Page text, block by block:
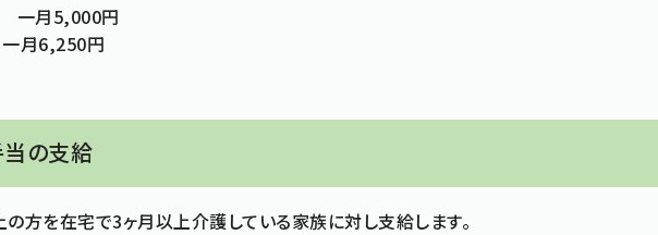
月5,000円
月6,250円
の支給
方を在宅で3ヶ月以上介護している家族に対し支給します。